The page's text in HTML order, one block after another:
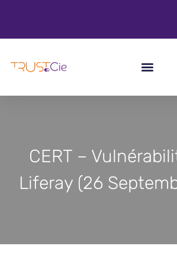
CERT –
Liferay (26